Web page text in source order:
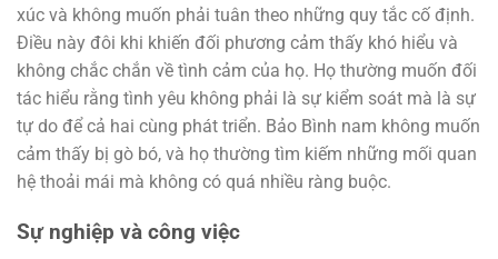
xúc và không muốn phải tuân theo những quy tắc cố định.
Điều này đôi khi khiến đối phương cảm thấy khó hiểu và
không chắc chắn về tình cảm của họ. Họ thường muốn đối
tác hiểu rằng tình yêu không phải là sự kiểm soát mà là sự
tự do để cả hai cùng phát triển. Bảo Bình nam không muốn
cảm thấy bị gò bó, và họ thường tìm kiếm những mối quan
hệ thoải mái mà không có quá nhiều ràng buộc.
Sự nghiệp và công việc